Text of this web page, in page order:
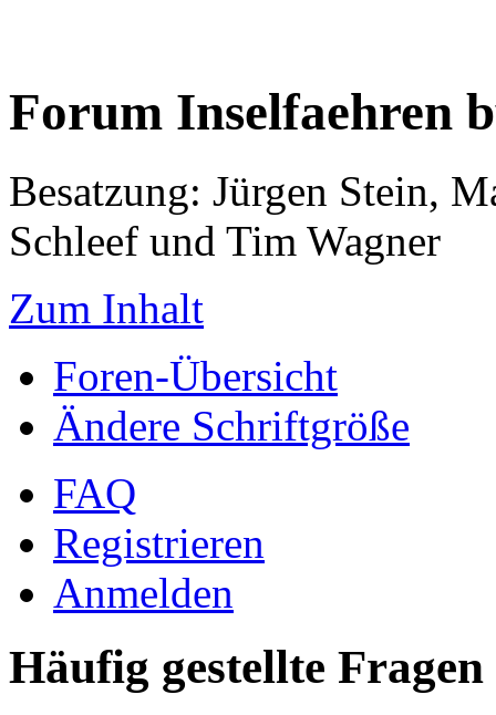
Forum Inselfaehren
Besatzung: Jürgen Stein,
Schleef und Tim Wagner
Zum Inhalt
Foren-Übersicht
Ändere Schriftgröße
FAQ
Registrieren
Anmelden
Häufig gestellte Fragen